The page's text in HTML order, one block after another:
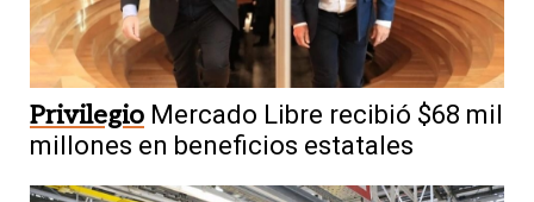
Privilegio Mercado Libre recibió $68 mil
millones en beneficios estatales